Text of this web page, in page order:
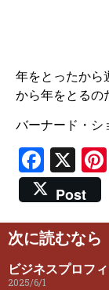
年をとったから
から年をとるの
バーナード・シ
X
Post
次に読むなら
ビジネスプロフ
2025/6/1